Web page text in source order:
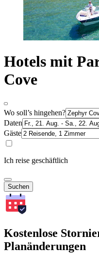
Hotels mit
Cove
Wo soll’s hingehen?
Daten
Gäste
Ich reise geschäftlich
Suchen
Kostenlose
Planänderungen